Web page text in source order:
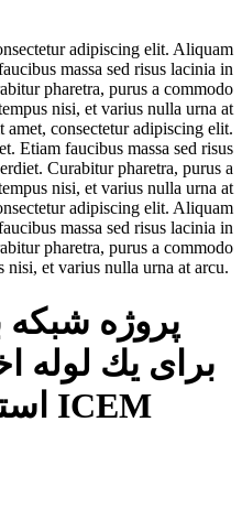
adipiscing elit. Aliquam
massa sed risus lacinia in
pharetra, purus a commodo
nisi, et varius nulla urna at
consectetur adipiscing elit.
Etiam faucibus massa sed risus
Curabitur pharetra, purus a
nisi, et varius nulla urna at
adipiscing elit. Aliquam
massa sed risus lacinia in
pharetra, purus a commodo
nisi, et varius nulla urna at arcu.
پروژه
برای يك لوله
استفاده از نرم افزار ICEM